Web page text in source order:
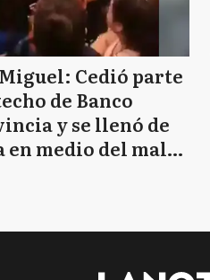
Cedió parte
de Banco
y se llenó de
en medio del mal